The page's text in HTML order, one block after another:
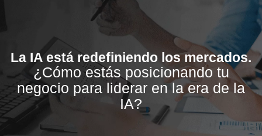
La IA está redefiniendo los mercados.
¿Cómo estás posicionando tu
negocio para liderar en la era de la
IA?